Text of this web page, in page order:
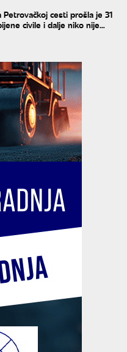
Petrovačkoj cesti prošla je 31
civile i dalje niko nije